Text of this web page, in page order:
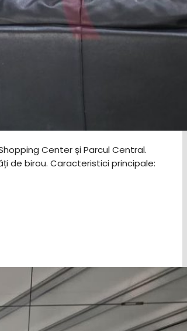
Center și Parcul Central.
birou. ​Caracteristici principale: